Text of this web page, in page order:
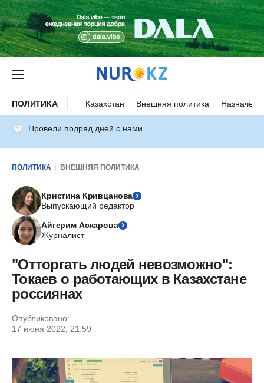
ПОЛИТИКА Казахстан Внешняя политика
Провели подряд дней с нами
ПОЛИТИКА ВНЕШНЯЯ ПОЛИТИКА
Кристина Кривцанова
Выпускающий редактор
Айгерим Аскарова
Журналист
"Отторгать людей невозможно":
Токаев о работающих в Казахстане
россиянах
Опубликовано:
17 июня 2022, 21:59